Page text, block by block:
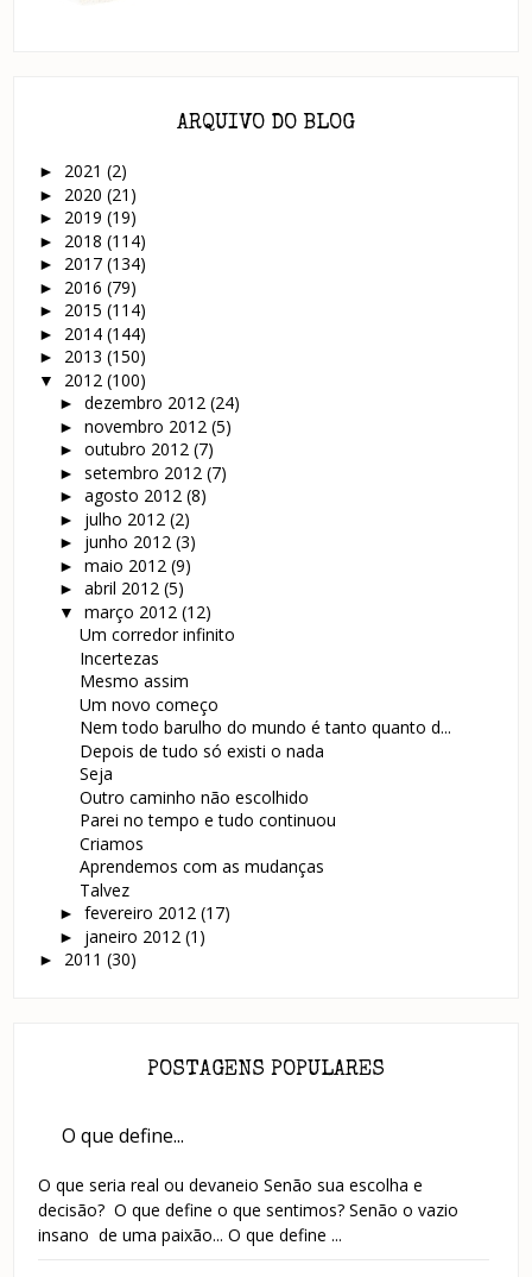
ARQUIVO DO BLOG
► 2021(2)
► 2020(21)
► 2019(19)
► 2018(114)
► 2017(134)
► 2016(79)
► 2015(114)
► 2014(144)
► 2013(150)
▼ 2012(100)
► dezembro 2012 (24)
► novembro 2012 (5)
► outubro 2012 (7)
► setembro 2012 (7)
► agosto 2012 (8)
► julho 2012 (2)
► junho 2012 (3)
► maio 2012 (9)
► abril 2012 (5)
▼ março 2012 (12)
Um corredor infinito
Incertezas
Mesmo assim
Um novo começo
Nem todo barulho do mundo é tanto quanto d...
Depois de tudo só existi o nada
Seja
Outro caminho não escolhido
Parei no tempo e tudo continuou
Criamos
Aprendemos com as mudanças
Talvez
► fevereiro 2012 (17)
► janeiro 2012 (1)
► 2011(30)
POSTAGENS POPULARES
O que define...
O que seria real ou devaneio Senão sua escolha e
decisão? O que define o que sentimos? Senão o vazio
insano de uma paixão... O que define ...